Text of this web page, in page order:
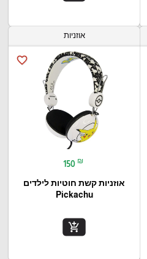
אוזניות
favorite_border
150 ₪
אוזניות קשת חוטיות לילדים
Pickachu
add_shopping_cart